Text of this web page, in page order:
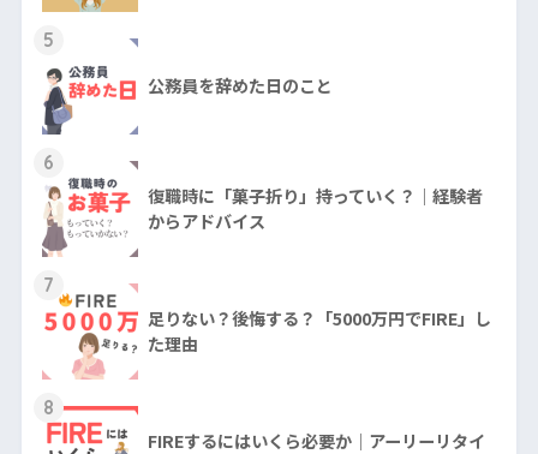
5
公務員を辞めた日のこと
6
復職時に「菓子折り」持っていく？｜経験者
からアドバイス
7
足りない？後悔する？「5000万円でFIRE」し
た理由
8
FIREするにはいくら必要か｜アーリーリタイ